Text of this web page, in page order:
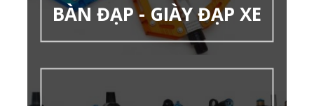
BÀN ĐẠP - GIÀY ĐẠP XE